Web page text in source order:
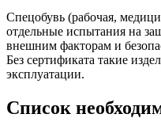
Спецобувь (рабочая,
отдельные испытания на
внешним факторам и
Без сертификата такие
эксплуатации.
Список